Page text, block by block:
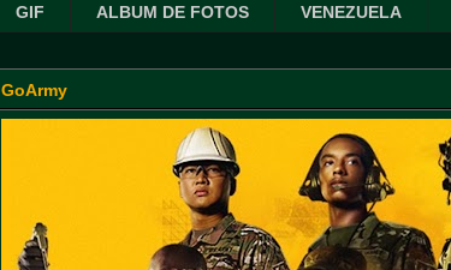
GIF ALBUM DE FOTOS VENEZUELA
GoArmy